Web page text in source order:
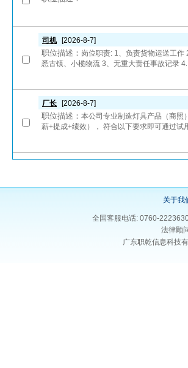
司机 [2026-8-7]
职位描述： 岗位职责: 1、负责货物运送工
悉古镇、小榄物流 3、无重大责任事故记录
厂长 [2026-8-7]
职位描述： 本公司专业制造灯具产品（商
薪+提成+绩效）， 符合以下要求即可通过试
关于我
全国客服电话: 0760-
法律顾
广东职乾信息科技